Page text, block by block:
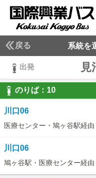
戻る 系統を
出発 見
のりば： 10
10
川口06
医療センター・鳩ヶ谷駅経
川口06
鳩ヶ谷駅・医療センター経由